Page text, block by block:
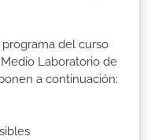
programa del curso
Laboratorio de
a continuación: